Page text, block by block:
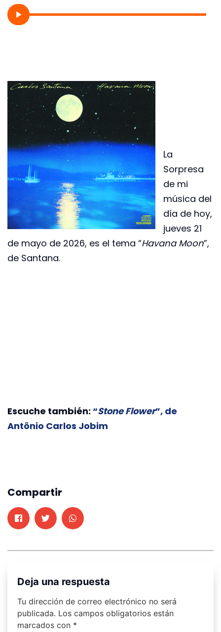
La
Sorpresa
de mi
música del
día de hoy,
jueves 21
de mayo de 2026, es el tema “Havana Moon”,
de Santana.
Escuche también: “Stone Flower”, de
Antônio Carlos Jobim
Compartir
Deja una respuesta
Tu dirección de correo electrónico no será
publicada. Los campos obligatorios están
marcados con *